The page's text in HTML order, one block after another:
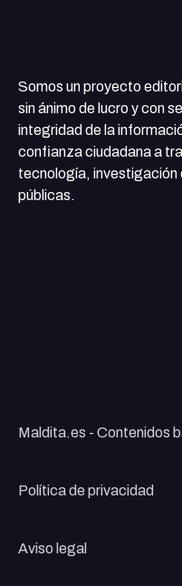
Somos un proyecto
sin ánimo de lucro y con
integridad de la
confianza ciudadana a
tecnología, investigación
públicas.
Maldita.es - Contenidos
Política de privacidad
Aviso legal